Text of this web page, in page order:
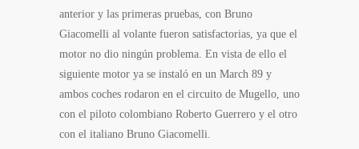
anterior y las primeras pruebas, con Bruno
Giacomelli al volante fueron satisfactorias, ya que el
motor no dio ningún problema. En vista de ello el
siguiente motor ya se instaló en un March 89 y
ambos coches rodaron en el circuito de Mugello, uno
con el piloto colombiano Roberto Guerrero y el otro
con el italiano Bruno Giacomelli.